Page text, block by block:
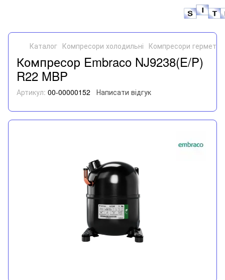
Каталог Компресори холодильні Компресори
Компресор Embraco NJ9238(E/P)
R22 MBP
Артикул: 00-00000152 Написати відгук